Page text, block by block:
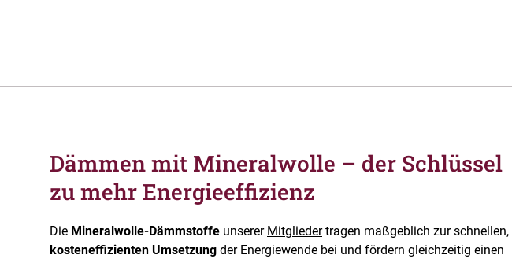
Dämmen mit Mineralwolle – der Schlüssel
zu mehr Energieeffizienz
Die Mineralwolle-Dämmstoffe unserer Mitglieder tragen maßgeblich zur schnellen,
kosteneffizienten Umsetzung der Energiewende bei und fördern gleichzeitig einen